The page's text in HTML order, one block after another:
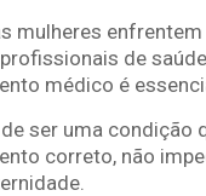
mulheres
de
médico é
ser uma
correto, não